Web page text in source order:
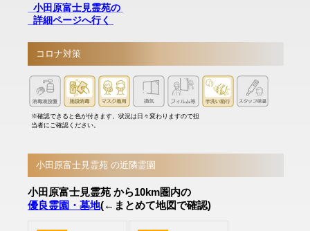
小田原富士見霊苑の
詳細ページへ行く
コロナ対策
※確認できると色が付きます。状況は日々変わりますので担
当者にご確認ください。
小田原富士見霊苑 の近隣霊園
小田原富士見霊苑 から10km圏内の
優良霊園・墓地(←まとめて地図で確認)